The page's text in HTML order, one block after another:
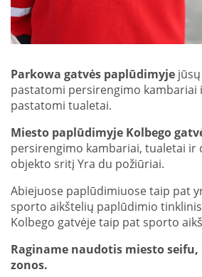
Parkowa gatvės paplūdimyje
pastatomi persirengimo kambariai
pastatomi tualetai.
Miesto paplūdimyje Kolbego
persirengimo kambariai, tualetai ir
objekto sritį Yra du požiūriai.
Abiejuose paplūdimiuose taip pat
sporto aikštelių paplūdimio
Kolbego gatvėje taip pat sporto
Raginame naudotis miesto
zonos.